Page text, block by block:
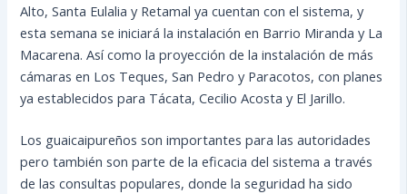
Alto, Santa Eulalia y Retamal ya cuentan con el sistema, y
esta semana se iniciará la instalación en Barrio Miranda y La
Macarena. Así como la proyección de la instalación de más
cámaras en Los Teques, San Pedro y Paracotos, con planes
ya establecidos para Tácata, Cecilio Acosta y El Jarillo.
Los guaicaipureños son importantes para las autoridades
pero también son parte de la eficacia del sistema a través
de las consultas populares, donde la seguridad ha sido